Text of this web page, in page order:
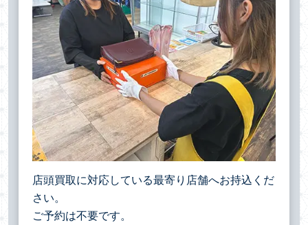
店頭買取に対応している最寄り店舗へお持込くだ
さい。
ご予約は不要です。